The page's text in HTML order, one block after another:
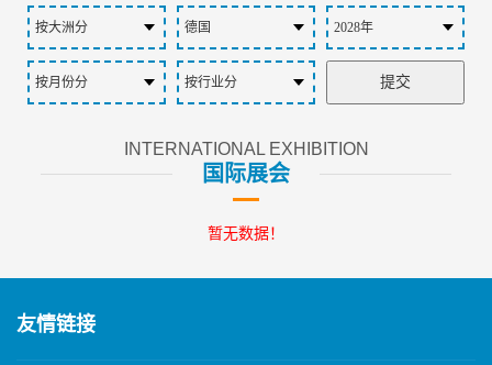
INTERNATIONAL EXHIBITION
国际展会
暂无数据！
友情链接